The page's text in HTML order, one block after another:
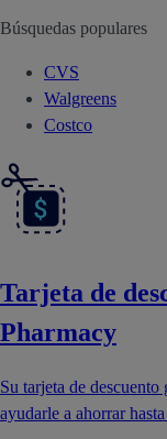
Búsquedas populares
CVS
Walgreens
Costco
Tarjeta de
Pharmacy
Su tarjeta de
ayudarle a ahorrar